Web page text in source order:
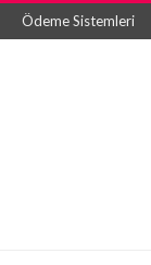
Ödeme Sistemleri